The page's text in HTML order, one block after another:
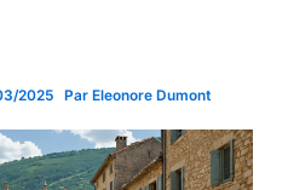
2025 Par Eleonore Dumont